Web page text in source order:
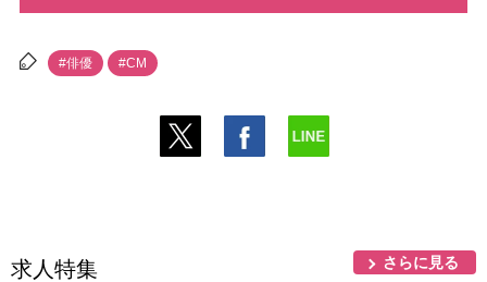
#俳優 #CM
求人特集 さらに見る